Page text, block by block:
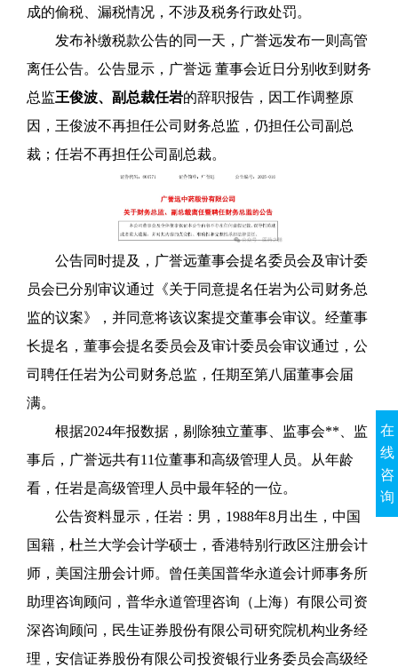
成的偷税、漏税情况，不涉及税务行政处罚。
发布补缴税款公告的同一天，广誉远发布一则高管
离任公告。公告显示， 广誉远 董事会近日分别收到财务
总监王俊波、副总裁任岩的辞职报告，因工作调整原
因，王俊波不再担任公司财务总监，仍担任公司副总
裁；任岩不再担任公司副总裁。
公告同时提及，广誉远董事会提名委员会及审计委
员会已分别审议通过《关于同意提名任岩为公司财务总
监的议案》，并同意将该议案提交董事会审议。经董事
长提名，董事会提名委员会及审计委员会审议通过，公
司聘任任岩为公司财务总监，任期至第八届董事会届
满。
根据2024年报数据，剔除独立董事、监事会**、监
事后，广誉远共有11位董事和高级管理人员。从年龄
看，任岩是高级管理人员中最年轻的一位。
公告资料显示，任岩：男，1988年8月出生，中国
国籍，杜兰大学会计学硕士，香港特别行政区注册会计
师，美国注册会计师。曾任美国普华永道会计师事务所
助理咨询顾问，普华永道管理咨询（上海）有限公司资
深咨询顾问，民生证券股份有限公司研究院机构业务经
理，安信证券股份有限公司投资银行业务委员会高级经
在
线
咨
询